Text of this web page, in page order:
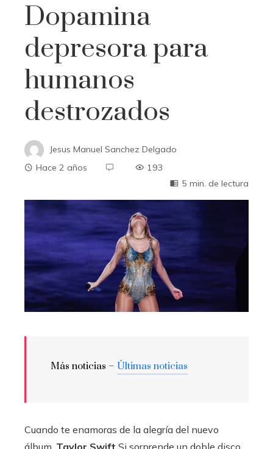
Dopamina
depresora para
humanos
destrozados
Jesus Manuel Sanchez Delgado
Hace 2 años
193
5 min. de lectura
Más noticias – Últimas noticias
Cuando te enamoras de la alegría del nuevo
álbum. Taylor Swift Si sorprende un doble disco,